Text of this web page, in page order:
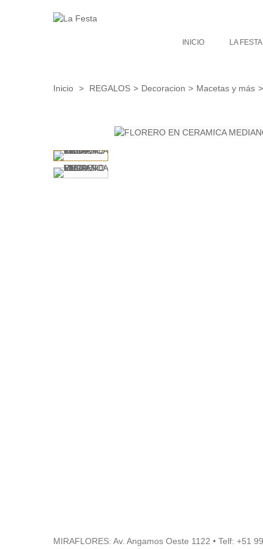
INICIO LA FESTA
Inicio > REGALOS > Decoracion > Macetas y más >
MIRAFLORES: Av. Angamos Oeste 1122 • Telf: +51